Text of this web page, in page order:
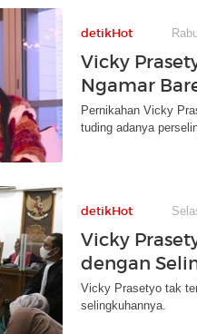
detikHot
Vicky
Ngamar
Pernikahan Vicky
tuding adanya
detikHot
Vicky
dengan
Vicky Prasetyo tak
selingkuhannya.